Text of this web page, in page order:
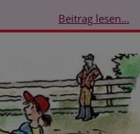
Beitrag lesen...